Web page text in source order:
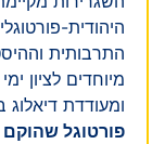
היהודית-
התרבותית
מיוחדים לציון
ומעודדת דיאלוג
פורטוגל שהוקם